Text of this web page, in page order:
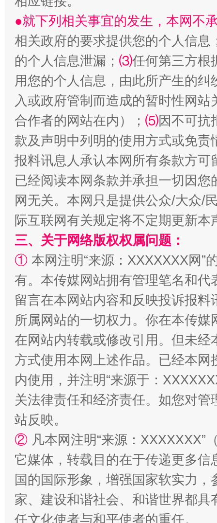
●就下列相关事宜的发生，本网不
相关政府的要求提供您的个人信息
的个人信息泄漏； ⑶任何第三方根
用您的个人信息，由此所产生的纠
入或政府管制而造成的暂时性网
合作者的网站在内）； ⑸因不可抗
款及声明中列明的使用方式或免责
报料讯息人承认本网所有条款方
已经阅读本网条款并承担一切因
网无关。本网只是提供公众/大众/
际互联网有关规定将不定期更新本
三、关于网络版权权属问题：
① 本网注明“来源：XXXXXXX网”
有。本传媒网站拥有管理笔名和
留言在本网站内容和反映投诉报
所属网站的一切权力。你在本传
在网站内转载或修改引用。但未
方式使用本网上述作品。已经本
内使用，并注明“来源于：
关法律责任和经济责任。如您对
站反映。
② 凡本网注明“来源：
它媒体，转载目的在于传递更多
国的国际形象，增强国家软实力
家、建设和谐社会、和谐世界都
任文化使者与和平使者的重任。